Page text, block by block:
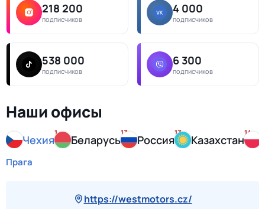
218 200
подписчиков
4 000
подписчиков
538 000
подписчиков
6 300
подписчиков
Наши офисы
Чехия
1
Беларусь
13
Россия
13
Казахстан
14
Прага
https://westmotors.cz/